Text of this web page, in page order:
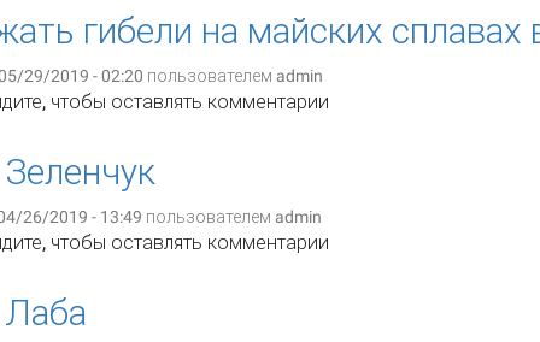
гибели на майских
29/2019 - 02:20 пользователем admin
избежать гибели на майских сплавах в Пермском крае
, чтобы оставлять комментарии
26/2019 - 13:49 пользователем admin
Зеленчук
, чтобы оставлять комментарии